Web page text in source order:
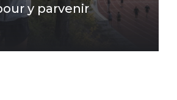
y parvenir